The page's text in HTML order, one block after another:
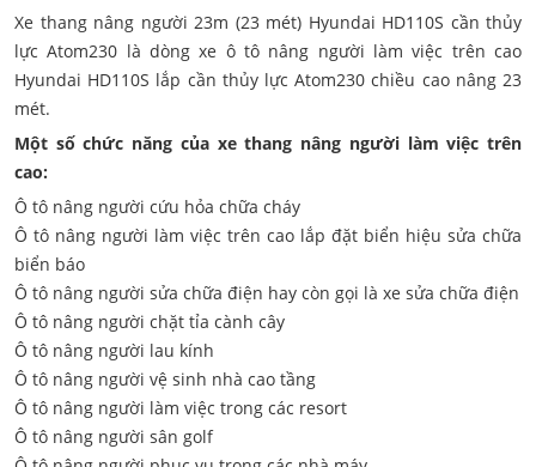
Xe thang nâng người 23m (23 mét) Hyundai HD110S cần thủy
lực Atom230 là dòng xe ô tô nâng người làm việc trên cao
Hyundai HD110S lắp cần thủy lực Atom230 chiều cao nâng 23
mét.
Một số chức năng của xe thang nâng người làm việc trên
cao:
Ô tô nâng người cứu hỏa chữa cháy
Ô tô nâng người làm việc trên cao lắp đặt biển hiệu sửa chữa
biển báo
Ô tô nâng người sửa chữa điện hay còn gọi là xe sửa chữa điện
Ô tô nâng người chặt tỉa cành cây
Ô tô nâng người lau kính
Ô tô nâng người vệ sinh nhà cao tầng
Ô tô nâng người làm việc trong các resort
Ô tô nâng người sân golf